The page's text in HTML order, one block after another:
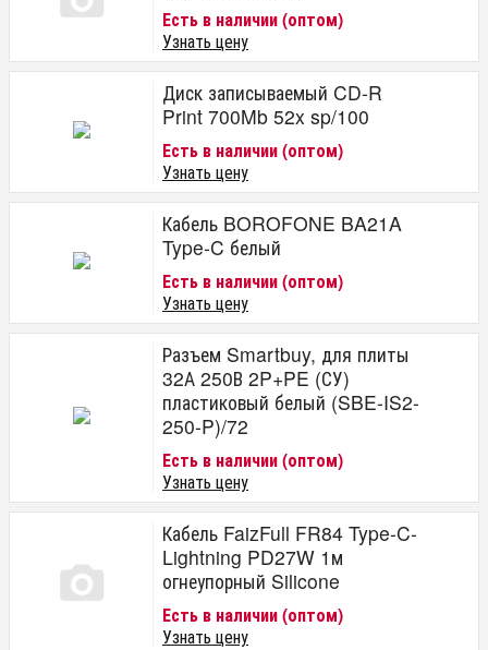
Есть в наличии (оптом)
Узнать цену
Диск записываемый CD-R
Print 700Mb 52x sp/100
Есть в наличии (оптом)
Узнать цену
Кабель BOROFONE BA21A
Type-C белый
Есть в наличии (оптом)
Узнать цену
Разъем Smartbuy, для плиты
32А 250В 2P+PE (СУ)
пластиковый белый (SBE-IS2-
250-P)/72
Есть в наличии (оптом)
Узнать цену
Кабель FaizFull FR84 Type-C-
Lightning PD27W 1м
огнеупорный Silicone
Есть в наличии (оптом)
Узнать цену